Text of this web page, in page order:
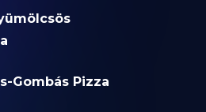
Gombás Pizza